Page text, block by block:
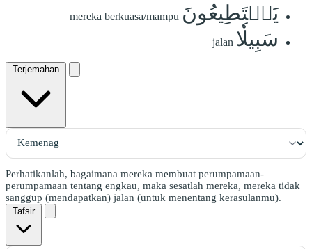
يَسۡتَطِيعُونَ mereka berkuasa/mampu
سَبِيلٗا jalan
Terjemahan
Perhatikanlah, bagaimana mereka membuat perumpamaan-
perumpamaan tentang engkau, maka sesatlah mereka, mereka tidak
sanggup (mendapatkan) jalan (untuk menentang kerasulanmu).
Tafsir